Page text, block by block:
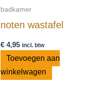
badkamer
noten wastafel
€4,95 incl. btw
Toevoegen aan
winkelwagen